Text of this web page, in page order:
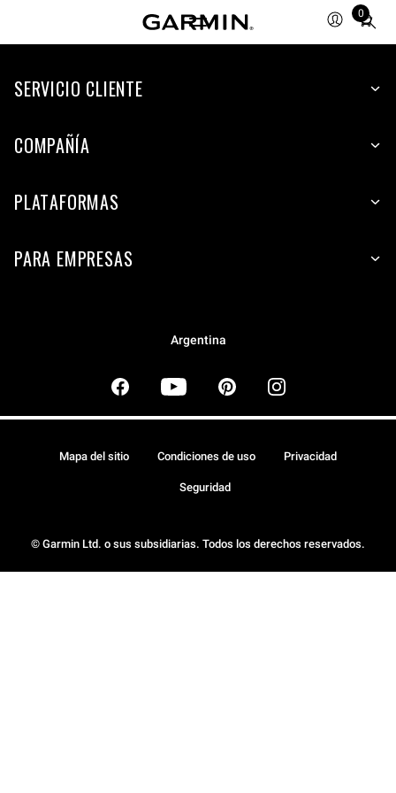
0
Total
items
cart:
SERVICIO CLIENTE
COMPAÑÍA
PLATAFORMAS
PARA EMPRESAS
Argentina
© Garmin Ltd. o sus subsidiarias. Todos los derechos reservados.
Mapa del sitio Condiciones de uso Privacidad
Seguridad